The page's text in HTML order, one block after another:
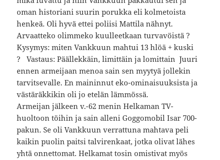
oman historiani suurin porukka eli kolmetoista
henkeä. Oli hyvä ettei poliisi Mattila nähnyt.
Arvaatteko olimmeko kuulleetkaan turvavöistä ?
Kysymys: miten Vankkuun mahtui 13 hlöä + kuski
? Vastaus: Päällekkäin, limittäin ja lomittain Juuri
ennen armeijaan menoa sain sen myytyä jollekin
tarvitsevalle. En maininnut eko-ominaisuuksista ja
västäräkkikin oli jo etelän lämmössä.
Armeijan jälkeen v.-62 menin Helkaman TV-
huoltoon töihin ja sain alleni Goggomobil Isar 700-
pakun. Se oli Vankkuun verrattuna mahtava peli
kaikin puolin paitsi talvirenkaat, jotka olivat lähes
yhtä onnettomat. Helkamat tosin omistivat myös